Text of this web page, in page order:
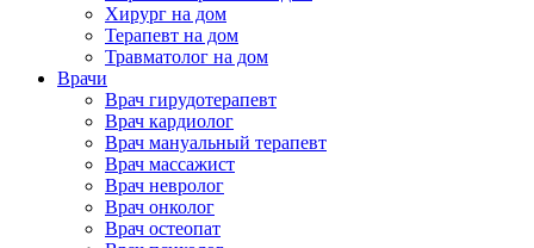
Хирург на дом
Терапевт на дом
Травматолог на дом
Врачи
Врач гирудотерапевт
Врач кардиолог
Врач мануальный терапевт
Врач массажист
Врач невролог
Врач онколог
Врач остеопат